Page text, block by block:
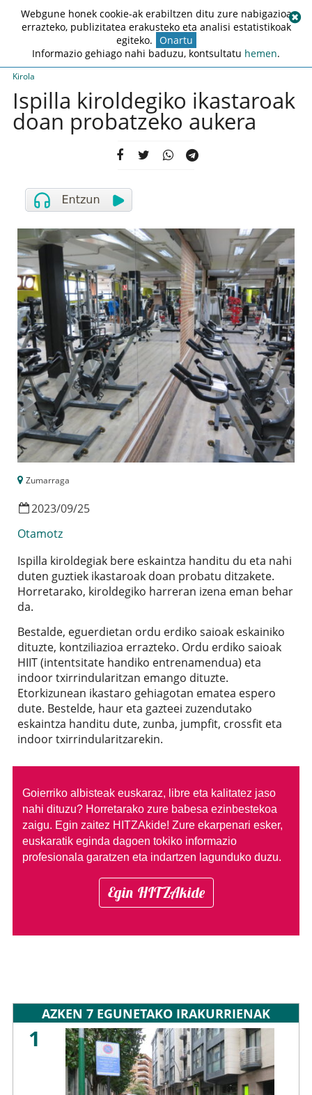
Kirola
Ispilla kiroldegiko ikastaroak
doan probatzeko aukera
Zumarraga
2023/09/25
Otamotz
Ispilla kiroldegiak bere eskaintza handitu du eta nahi
duten guztiek ikastaroak doan probatu ditzakete.
Horretarako, kiroldegiko harreran izena eman behar
da.
Bestalde, eguerdietan ordu erdiko saioak eskainiko
dituzte, kontziliazioa errazteko. Ordu erdiko saioak
HIIT (intentsitate handiko entrenamendua) eta
indoor txirrindularitzan emango dituzte.
Etorkizunean ikastaro gehiagotan ematea espero
dute. Bestelde, haur eta gazteei zuzendutako
eskaintza handitu dute, zunba, jumpfit, crossfit eta
indoor txirrindularitzarekin.
Goierriko albisteak euskaraz, libre eta kalitatez jaso
nahi dituzu? Horretarako zure babesa ezinbestekoa
zaigu. Egin zaitez HITZAkide! Zure ekarpenari esker,
euskaratik eginda dagoen tokiko informazio
profesionala garatzen eta indartzen lagunduko duzu.
Egin HITZAkide
AZKEN 7 EGUNETAKO IRAKURRIENAK
1
Webgune honek cookie-ak erabiltzen ditu zure nabigazioa
errazteko, publizitatea erakusteko eta analisi estatistikoak
egiteko. Onartu
Informazio gehiago nahi baduzu, kontsultatu hemen.